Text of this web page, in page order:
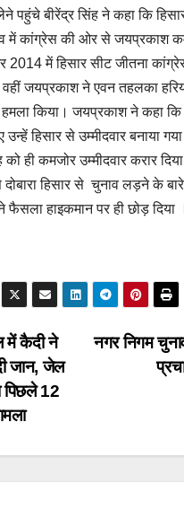
पहुंचे बीरेंद्र सिंह ने कहा कि
में कांग्रेस की ओर से जयप्रकाश
2014 में हिसार सीट जीतना
वहीं जयप्रकाश ने एवन तहलका
हमला किया। जयप्रकाश ने कहा
उन्हें हिसार से उम्मीदवार बनाया
को ही कमजोर उम्मीदवार करार
हिसार से चुनाव लड़ने के
फैसला हाइकमान पर ही छोड़ दिया ।
नगर निगम
में कैदी ने
जान, जेल
पिछले 12